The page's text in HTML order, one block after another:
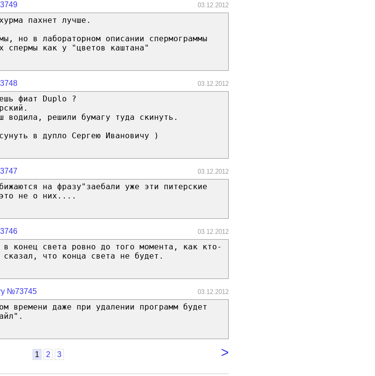
03.12.2012
пахнет лучше.
но в лабораторном описании спермограммы
спермы как у "цветов каштана"
03.12.2012
фиат Duplo ?
решили бумагу туда скинуть.
в дупло Сергею Ивановичу )
03.12.2012
на фразу"заебали уже эти питерские
не о них....
03.12.2012
конец света ровно до того момента, как кто-
сказал, что конца света не будет.
№73745 03.12.2012
времени даже при удалении программ будет
>
1 2 3